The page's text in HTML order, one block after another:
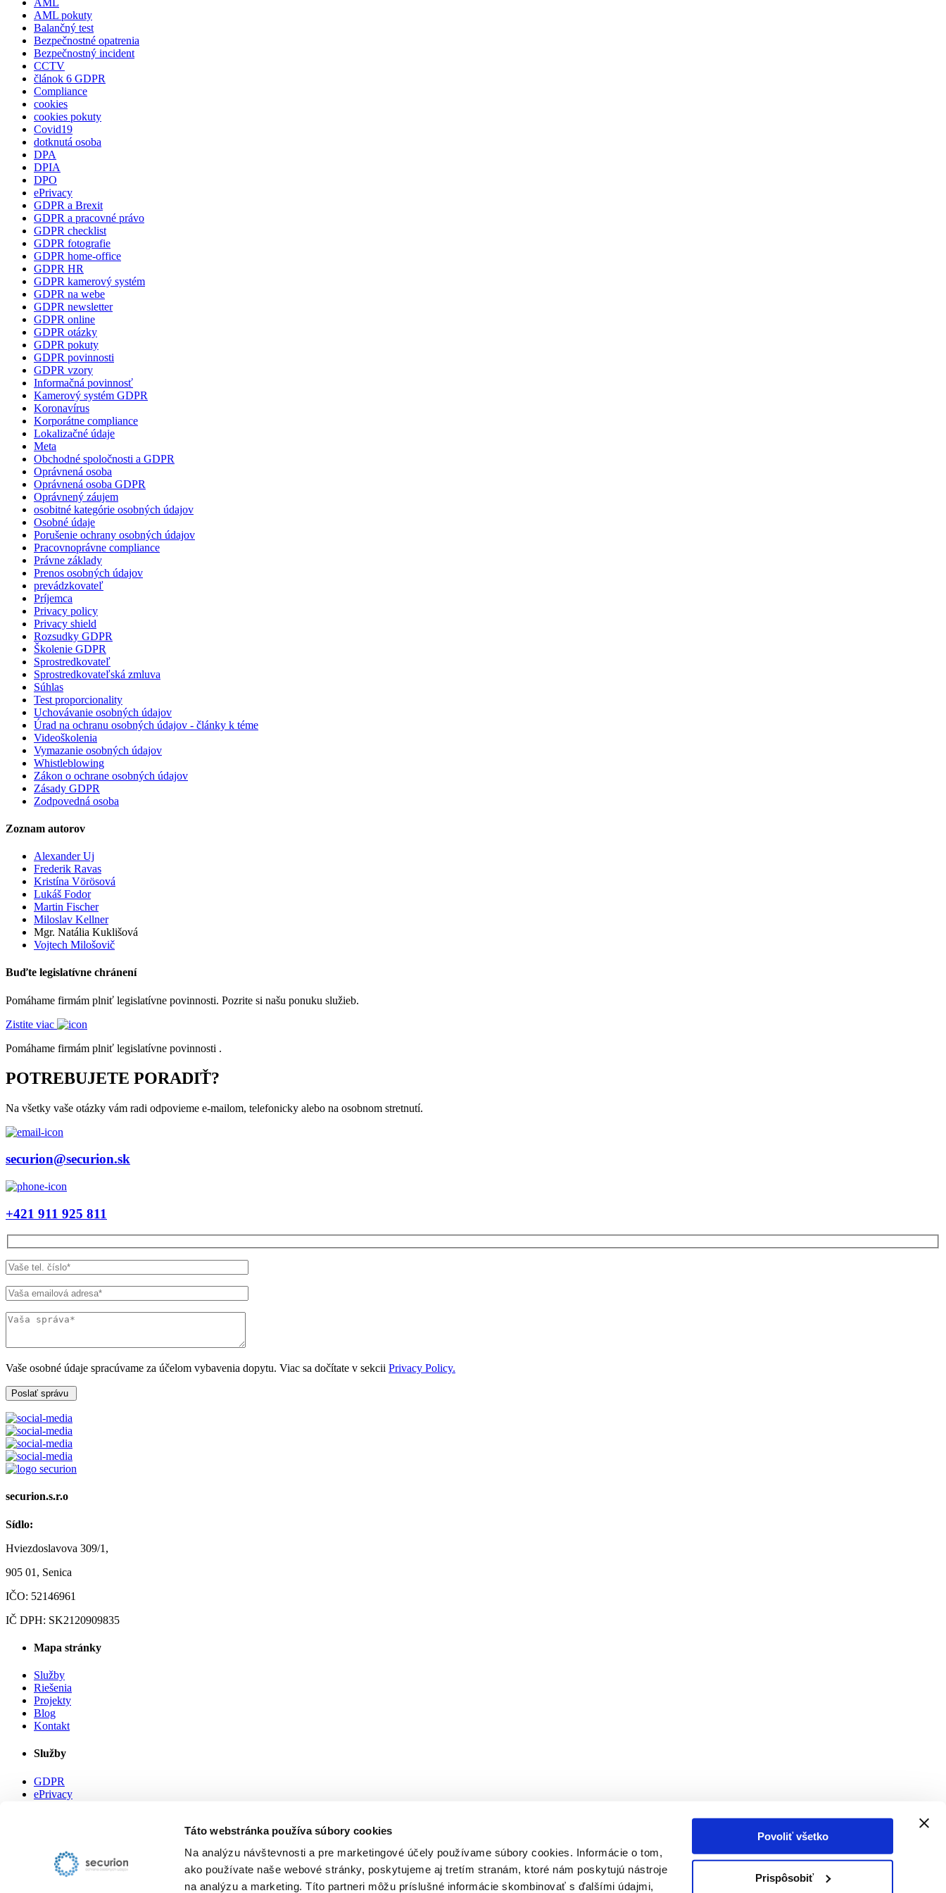
Táto webstránka používa súbory cookies
Na analýzu návštevnosti a pre marketingové účely používame súbory cookies. Informácie o tom,
ako používate naše webové stránky, poskytujeme aj tretím stranám, ktoré nám poskytujú nástroje
na analýzu a marketing. Títo partneri môžu príslušné informácie skombinovať s ďalšími údajmi,
Povoliť všetko
Prispôsobiť
AML pokuty
Balančný test
Bezpečnostné opatrenia
Bezpečnostný incident
CCTV
článok 6 GDPR
Compliance
cookies
cookies pokuty
Covid19
dotknutá osoba
DPA
DPIA
DPO
ePrivacy
GDPR a Brexit
GDPR a pracovné právo
GDPR checklist
GDPR fotografie
GDPR home-office
GDPR HR
GDPR kamerový systém
GDPR na webe
GDPR newsletter
GDPR online
GDPR otázky
GDPR pokuty
GDPR povinnosti
GDPR vzory
Informačná povinnosť
Kamerový systém GDPR
Koronavírus
Korporátne compliance
Lokalizačné údaje
Meta
Obchodné spoločnosti a GDPR
Oprávnená osoba
Oprávnená osoba GDPR
Oprávnený záujem
osobitné kategórie osobných údajov
Osobné údaje
Porušenie ochrany osobných údajov
Pracovnoprávne compliance
Právne základy
Prenos osobných údajov
prevádzkovateľ
Príjemca
Privacy policy
Privacy shield
Rozsudky GDPR
Školenie GDPR
Sprostredkovateľ
Sprostredkovateľská zmluva
Súhlas
Test proporcionality
Uchovávanie osobných údajov
Úrad na ochranu osobných údajov - články k téme
Videoškolenia
Vymazanie osobných údajov
Whistleblowing
Zákon o ochrane osobných údajov
Zásady GDPR
Zodpovedná osoba
Zoznam autorov
Alexander Uj
Frederik Ravas
Kristína Vörösová
Lukáš Fodor
Martin Fischer
Miloslav Kellner
Mgr. Natália Kuklišová
Vojtech Milošovič
Buďte legislatívne chránení
Pomáhame firmám plniť legislatívne povinnosti. Pozrite si našu ponuku služieb.
Zistite viac
Pomáhame firmám plniť legislatívne povinnosti .
POTREBUJETE PORADIŤ?
Na všetky vaše otázky vám radi odpovieme e-mailom, telefonicky alebo na osobnom stretnutí.
securion@securion.sk
+421 911 925 811
Vaše osobné údaje spracúvame za účelom vybavenia dopytu. Viac sa dočítate v sekcii Privacy Policy.
Poslať správu
securion.s.r.o
Sídlo:
Hviezdoslavova 309/1,
905 01, Senica
IČO: 52146961
IČ DPH: SK2120909835
Mapa stránky
Služby
Riešenia
Projekty
Blog
Kontakt
Služby
GDPR
ePrivacy
Privacy policy